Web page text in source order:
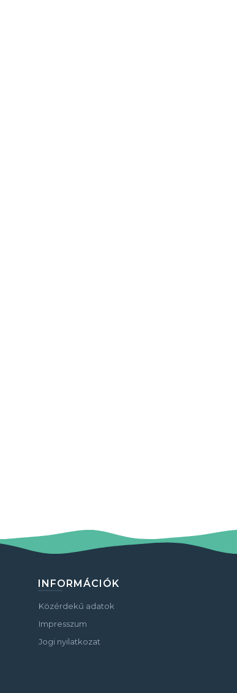
INFORMÁCIÓK
Közérdekű adatok
Impresszum
Jogi nyilatkozat